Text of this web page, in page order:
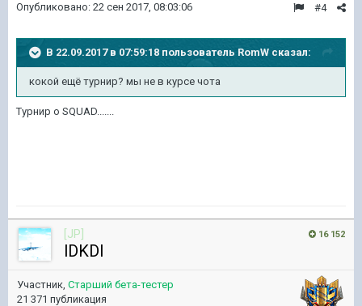
#4
Опубликовано: 22 сен 2017, 08:03:06
В 22.09.2017 в 07:59:18 пользователь RomW сказал:
кокой ещё турнир? мы не в курсе чота
Турнир о SQUAD.......
16 152
[JP]
lDKDl
Участник, Старший бета-тестер
21 371 публикация